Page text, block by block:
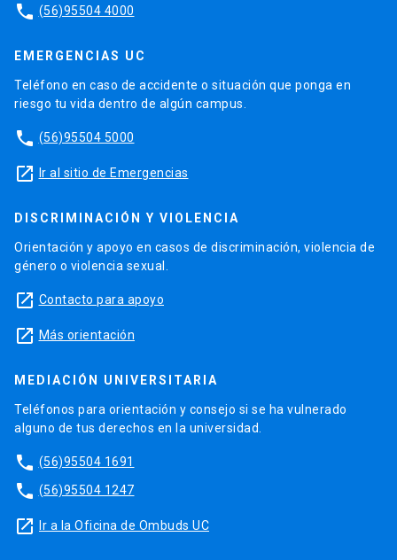
phone (56)95504 4000
EMERGENCIAS UC
Teléfono en caso de accidente o situación que ponga en
riesgo tu vida dentro de algún campus.
phone (56)95504 5000
launch Ir al sitio de Emergencias
DISCRIMINACIÓN Y VIOLENCIA
Orientación y apoyo en casos de discriminación, violencia de
género o violencia sexual.
launch Contacto para apoyo
launch Más orientación
MEDIACIÓN UNIVERSITARIA
Teléfonos para orientación y consejo si se ha vulnerado
alguno de tus derechos en la universidad.
phone (56)95504 1691
phone (56)95504 1247
launch Ir a la Oficina de Ombuds UC